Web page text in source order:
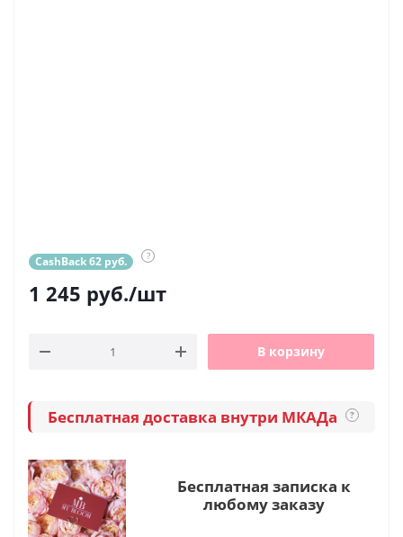
CashBack 62 руб. ?
1 245 руб./шт
В корзину
Бесплатная доставка внутри МКАДа ?
Бесплатная записка к
любому заказу